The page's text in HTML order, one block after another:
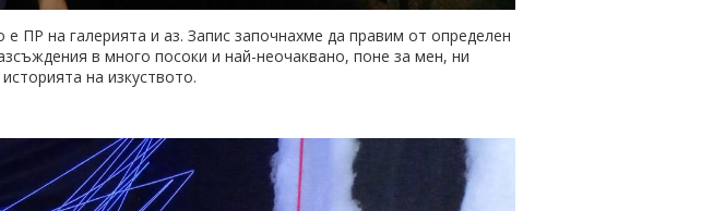
ПР на галерията и аз. Запис започнахме да правим от определен
в много посоки и най-неочаквано, поне за мен, ни
на изкуството.